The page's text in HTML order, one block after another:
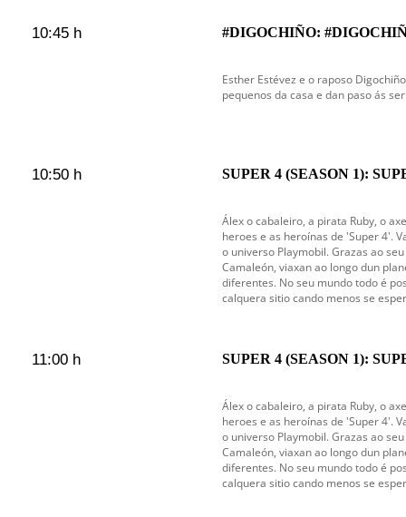
10:45 h #DIGOCHIÑO:
Esther Estévez e o raposo
pequenos da casa e dan paso ás
10:50 h SUPER 4 (SEASON 1):
Álex o cabaleiro, a pirata Ruby, o
heroes e as heroínas de 'Super 4'.
o universo Playmobil. Grazas ao
Camaleón, viaxan ao longo dun
diferentes. No seu mundo todo é
calquera sitio cando menos se
11:00 h SUPER 4 (SEASON 1):
Álex o cabaleiro, a pirata Ruby, o
heroes e as heroínas de 'Super 4'.
o universo Playmobil. Grazas ao
Camaleón, viaxan ao longo dun
diferentes. No seu mundo todo é
calquera sitio cando menos se